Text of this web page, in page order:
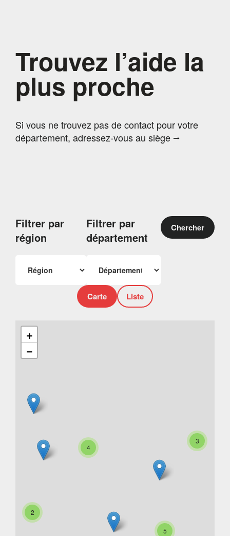
Trouvez l’aide la
plus proche
Si vous ne trouvez pas de contact pour votre
département, adressez-vous au siège ⭢
Filtrer par
région
Filtrer par
département
Chercher
Carte Liste
3
5
2
4
+
−